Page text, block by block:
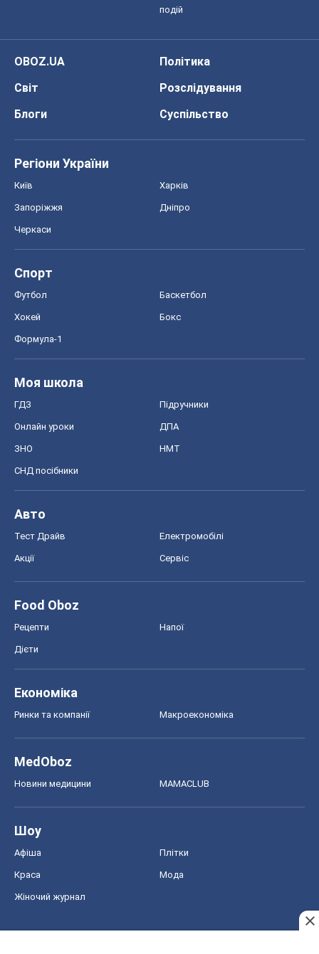
подій
OBOZ.UA
Політика
Світ
Розслідування
Блоги
Суспільство
Регіони України
Київ Харків
Запоріжжя Дніпро
Черкаси
Спорт
Футбол Баскетбол
Хокей Бокс
Формула-1
Моя школа
ГДЗ Підручники
Онлайн уроки ДПА
ЗНО НМТ
СНД посібники
Авто
Тест Драйв Електромобілі
Акції Сервіс
Food Oboz
Рецепти Напої
Дієти
Економіка
Ринки та компанії Макроекономіка
MedOboz
Новини медицини MAMACLUB
Шоу
Афіша Плітки
Краса Мода
Жіночий журнал